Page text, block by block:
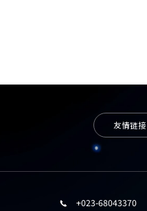
友情链接
 +023-68043370